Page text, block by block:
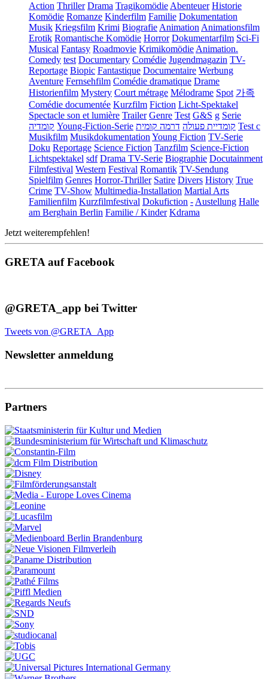
Action Thriller Drama Tragikomödie Abenteuer Historie
Komödie Romanze Kinderfilm Familie Dokumentation
Musik Kriegsfilm Krimi Biografie Animation Animationsfilm
Erotik Romantische Komödie Horror Dokumentarfilm Sci-Fi
Musical Fantasy Roadmovie Krimikomödie Animation.
Comedy test Documentary Comédie Jugendmagazin TV-
Reportage Biopic Fantastique Documentaire Werbung
Aventure Fernsehfilm Comédie dramatique Drame
Historienfilm Mystery Court métrage Mélodrame Spot 가족
Comédie documentée Kurzfilm Fiction Licht-Spektakel
Spectacle son et lumière Trailer Genre Test G&S g Serie
קומדיה Young-Fiction-Serie קומדיית פעולה דרמה קומית
Test c
Musikfilm Musikdokumentation Young Fiction TV-Serie
Doku Reportage Science Fiction Tanzfilm Science-Fiction
Lichtspektakel sdf Drama TV-Serie Biographie Docutainment
Filmfestival Western Festival Romantik TV-Sendung
Spielfilm Genres Horror-Thriller Satire Divers History True
Crime TV-Show Multimedia-Installation Martial Arts
Familienfilm Kurzfilmfestival Dokufiction - Austellung Halle
am Berghain Berlin Familie / Kinder Kdrama
Jetzt weiterempfehlen!
GRETA auf Facebook
@GRETA_app bei Twitter
Tweets von @GRETA_App
Newsletter anmeldung
Partners